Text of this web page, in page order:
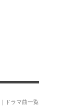
｜
ドラマ曲一覧